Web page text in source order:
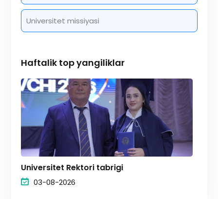
Universitet missiyasi
Haftalik top yangiliklar
Universitet Rektori tabrigi
03-08-2026